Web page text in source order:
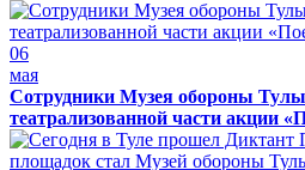
06
мая
Сотрудники Музея обороны
театрализованной части акции